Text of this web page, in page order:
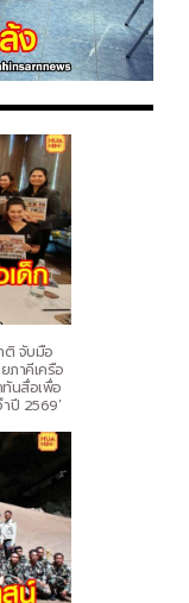
ติ จับมือ
าคีเครือ
ทันสื่อเพื่อ
ปี 2569’